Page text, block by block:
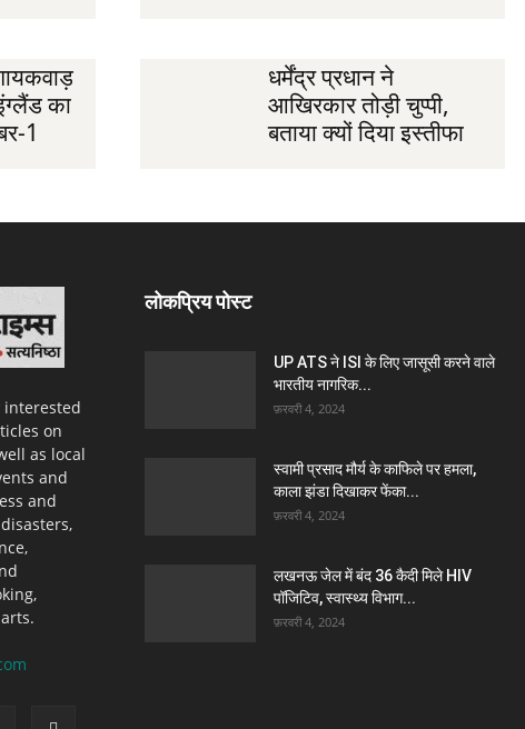
का
1
धर्मेंद्र प्रधान ने
आखिरकार तोड़ी चुप्पी,
बताया क्यों दिया इस्तीफा
interested
on
as local
and
and
लोकप्रिय पोस्ट
UP ATS ने ISI के लिए जासूसी करने वाले
भारतीय नागरिक...
फ़रवरी 4, 2024
स्वामी प्रसाद मौर्य के काफिले पर हमला,
काला झंडा दिखाकर फेंका...
फ़रवरी 4, 2024
लखनऊ जेल में बंद 36 कैदी मिले HIV
पॉजिटिव, स्वास्थ्य विभाग...
फ़रवरी 4, 2024